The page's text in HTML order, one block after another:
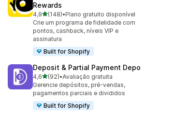
Rewards
4,9de 5 estrelas
(148)
148 avaliações ao todo
•Plano gratuito disponível
Crie um programa de fidelidade com
pontos, cashback, níveis VIP e
assinatura
Built for Shopify
Deposit & Partial Payment Depo
4,6de 5 estrelas
(92)
92 avaliações ao todo
•Avaliação gratuita
Gerencie depósitos, pré-vendas,
pagamentos parciais e divididos
Built for Shopify